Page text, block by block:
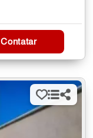
Contatar